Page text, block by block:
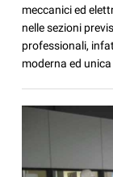
meccanici ed
nelle sezioni
professionali,
moderna ed